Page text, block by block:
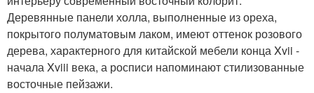
Деревянные панели холла, выполненные из ореха,
покрытого полуматовым лаком, имеют оттенок розового
дерева, характерного для китайской мебели конца Xvii -
начала Xviii века, а росписи напоминают стилизованные
восточные пейзажи.